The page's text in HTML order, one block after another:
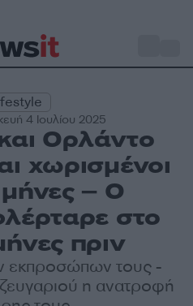
4 Ιουλίου 2025
και Ορλάντο
χωρισμένοι
– Ο
στο
πριν
εκπροσώπων τους -
η ανατροφή